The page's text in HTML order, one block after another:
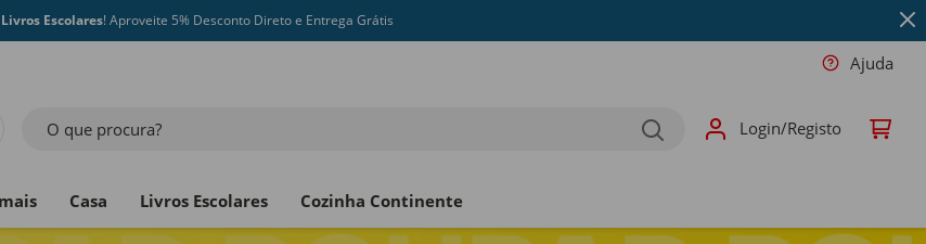
Livros Escolares! Aproveite 5% Desconto Direto e Entrega Grátis
Ajuda
O que procura? Login/Registo
Casa Livros Escolares Cozinha Continente